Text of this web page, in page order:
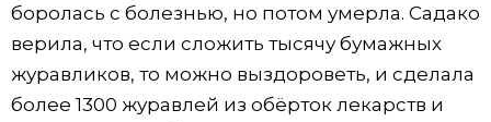
боролась с болезнью, но потом умерла. Садако
верила, что если сложить тысячу бумажных
журавликов, то можно выздороветь, и сделала
более 1300 журавлей из обёрток лекарств и